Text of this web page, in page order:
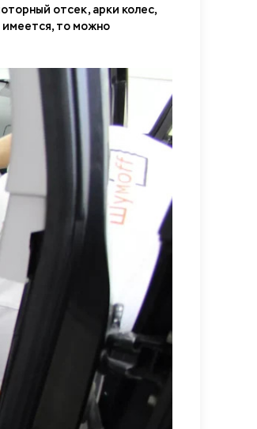
отсек, арки колес,
имеется, то можно